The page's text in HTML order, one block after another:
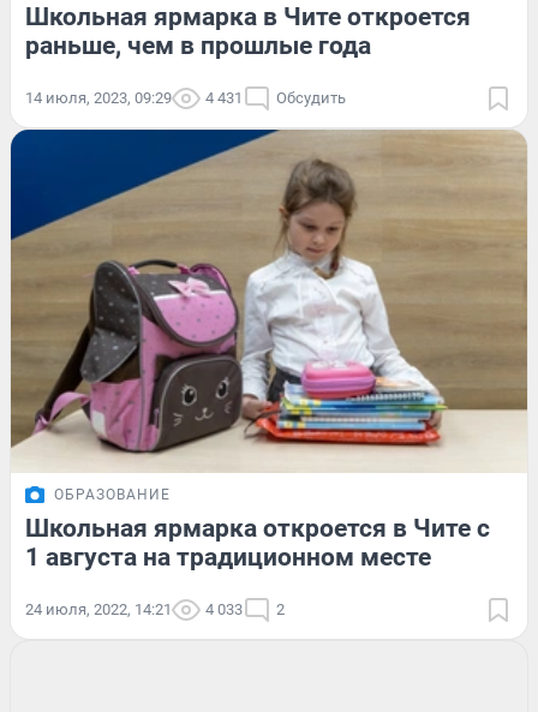
Школьная ярмарка в Чите откроется
раньше, чем в прошлые года
14 июля, 2023, 09:29 4 431 Обсудить
ОБРАЗОВАНИЕ
Школьная ярмарка откроется в Чите с
1 августа на традиционном месте
24 июля, 2022, 14:21 4 033 2